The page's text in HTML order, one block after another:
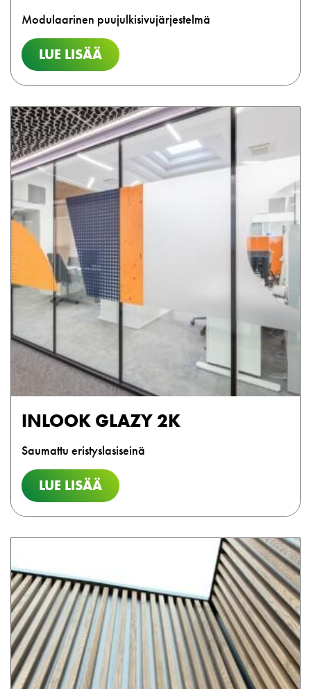
Modulaarinen puujulkisivujärjestelmä
LUE LISÄÄ
INLOOK GLAZY 2K
Saumattu eristyslasiseinä
LUE LISÄÄ